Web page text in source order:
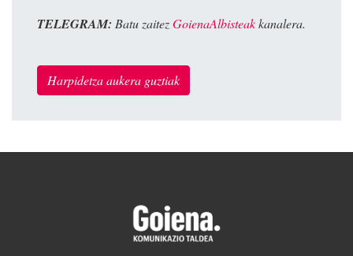
TELEGRAM: Batu zaitezGoienaAlbisteakkanalera.
Harpidetza aukera guztiak